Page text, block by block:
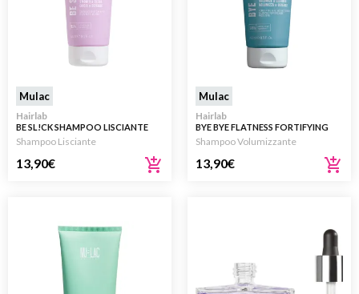
Mulac
Hairlab
BE SL!CK SHAMPOO LISCIANTE
250ML
Shampoo Lisciante
13,90€
Mulac
Hairlab
BYE BYE FLATNESS FORTIFYING
ZERO WEIGHT SHAMPOO 250ML
Shampoo Volumizzante
13,90€